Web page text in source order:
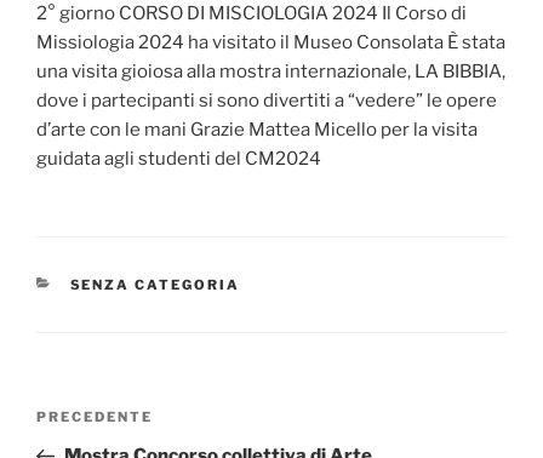
2° giorno CORSO DI MISCIOLOGIA 2024 Il Corso di
Missiologia 2024 ha visitato il Museo Consolata È stata
una visita gioiosa alla mostra internazionale, LA BIBBIA,
dove i partecipanti si sono divertiti a “vedere” le opere
d’arte con le mani Grazie Mattea Micello per la visita
guidata agli studenti del CM2024
CATEGORIE
SENZA CATEGORIA
Navigazione
Articolo
precedente:
PRECEDENTE